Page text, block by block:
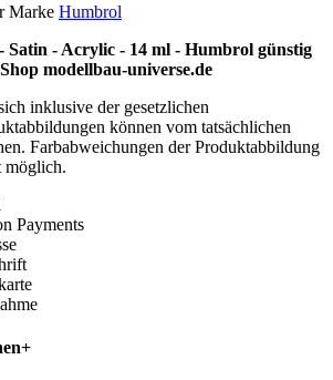
Marke Humbrol
Satin - Acrylic - 14 ml - Humbrol günstig
modellbau-universe.de
inklusive der gesetzlichen
können vom tatsächlichen
Farbabweichungen der Produktabbildung
möglich.
+